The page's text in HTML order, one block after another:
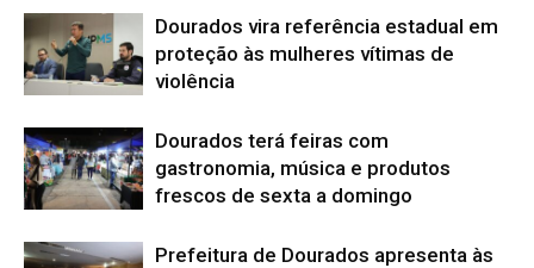
Dourados vira referência estadual em
proteção às mulheres vítimas de
violência
Dourados terá feiras com
gastronomia, música e produtos
frescos de sexta a domingo
Prefeitura de Dourados apresenta às